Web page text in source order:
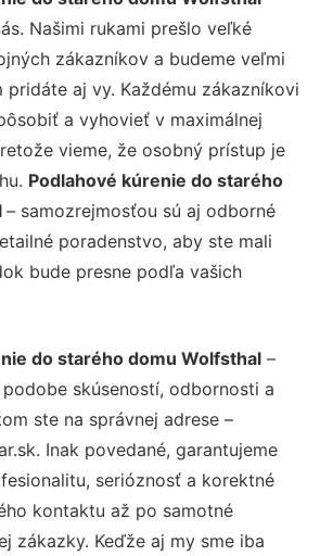
Našimi rukami prešlo veľké
zákazníkov a budeme veľmi
pridáte aj vy. Každému zákazníkovi
a vyhovieť v maximálnej
vieme, že osobný prístup je
Podlahové kúrenie do starého
– samozrejmosťou sú aj odborné
poradenstvo, aby ste mali
bude presne podľa vašich
do starého domu Wolfsthal –
skúseností, odbornosti a
ste na správnej adrese –
Inak povedané, garantujeme
serióznosť a korektné
kontaktu až po samotné
zákazky. Keďže aj my sme iba